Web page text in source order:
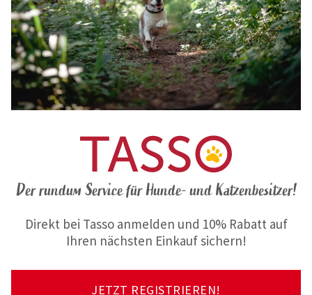
Der rundum Service für Hunde- und Katzenbesitzer!
Direkt bei Tasso anmelden und 10% Rabatt auf
Ihren nächsten Einkauf sichern!
JETZT REGISTRIEREN!